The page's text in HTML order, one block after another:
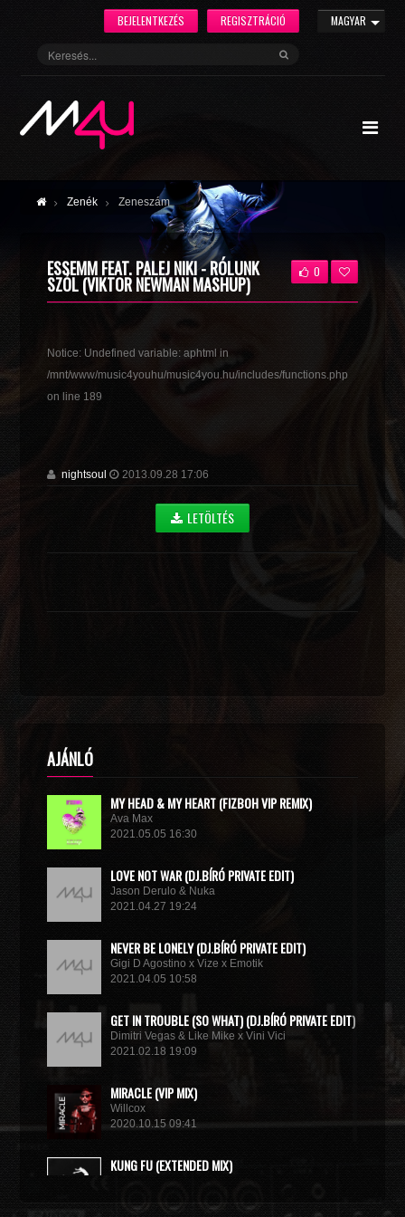
MAGYAR
REGISZTRÁCIÓ
BEJELENTKEZÉS
Zenék Zeneszám
ESSEMM FEAT. PALEJ NIKI - RÓLUNK
SZÓL (VIKTOR NEWMAN MASHUP)
0
Notice: Undefined variable: aphtml in
/mnt/www/music4youhu/music4you.hu/includes/functions.php
on line 189
nightsoul 2013.09.28 17:06
LETÖLTÉS
AJÁNLÓ
MY HEAD & MY HEART (FIZBOH VIP REMIX)
Ava Max
2021.05.05 16:30
LOVE NOT WAR (DJ.BÍRÓ PRIVATE EDIT)
Jason Derulo & Nuka
2021.04.27 19:24
NEVER BE LONELY (DJ.BÍRÓ PRIVATE EDIT)
Gigi D Agostino x Vize x Emotik
2021.04.05 10:58
GET IN TROUBLE (SO WHAT) (DJ.BÍRÓ PRIVATE EDIT)
Dimitri Vegas & Like Mike x Vini Vici
2021.02.18 19:09
MIRACLE (VIP MIX)
Willcox
2020.10.15 09:41
KUNG FU (EXTENDED MIX)